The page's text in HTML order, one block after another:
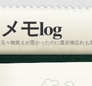
メモlog
元々物覚えが悪かったのに最近物忘れ